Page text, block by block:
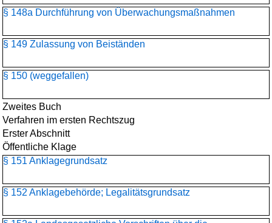
§ 148a Durchführung von Überwachungsmaßnahmen
§ 149 Zulassung von Beiständen
§ 150 (weggefallen)
Zweites Buch
Verfahren im ersten Rechtszug
Erster Abschnitt
Öffentliche Klage
§ 151 Anklagegrundsatz
§ 152 Anklagebehörde; Legalitätsgrundsatz